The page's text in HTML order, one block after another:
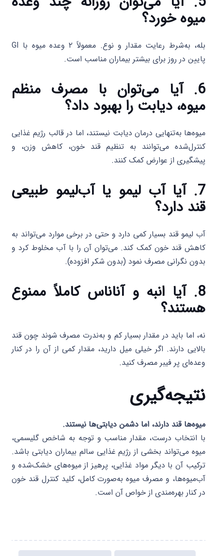
میوه خورد؟
بله، به‌شرط رعایت مقدار و نوع. معمولاً ۲ وعده میوه با GI
پایین در روز برای بیشتر بیماران مناسب است.
6. آیا می‌توان با مصرف منظم
میوه، دیابت را بهبود داد؟
میوه‌ها به‌تنهایی درمان دیابت نیستند، اما در قالب رژیم غذایی
کنترل‌شده می‌توانند به تنظیم قند خون، کاهش وزن، و
پیشگیری از عوارض کمک کنند.
7. آیا آب لیمو یا آب‌لیمو طبیعی
قند دارد؟
آب لیمو قند بسیار کمی دارد و حتی در برخی موارد می‌تواند به
کاهش قند خون کمک کند. می‌توان آن را با آب مخلوط کرد و
بدون نگرانی مصرف نمود (بدون شکر افزوده).
8. آیا انبه و آناناس کاملاً ممنوع
هستند؟
نه، اما باید در مقدار بسیار کم و به‌ندرت مصرف شوند چون قند
بالایی دارند. اگر خیلی میل دارید، مقدار کمی از آن را در کنار
وعده‌ای پر فیبر مصرف کنید.
نتیجه‌گیری
میوه‌ها قند دارند، اما دشمن دیابتی‌ها نیستند.
با انتخاب درست، مقدار مناسب و توجه به شاخص گلیسمی،
میوه می‌تواند بخشی از رژیم غذایی سالم بیماران دیابتی باشد.
ترکیب آن با دیگر مواد غذایی، پرهیز از میوه‌های خشک‌شده و
آب‌میوه‌ها، و مصرف میوه به‌صورت کامل، کلید کنترل قند خون
در کنار بهره‌مندی از خواص آن است.